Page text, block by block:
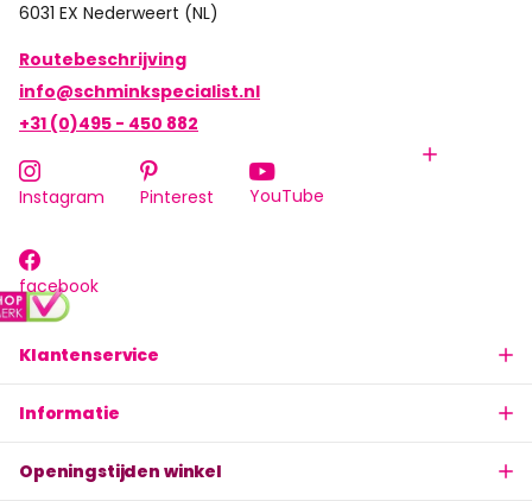
Klantenservice
Informatie
Openingstijden winkel
6031 EX Nederweert (NL)
Routebeschrijving
info@schminkspecialist.nl
+31 (0)495 - 450 882
Instagram Pinterest YouTube
facebook